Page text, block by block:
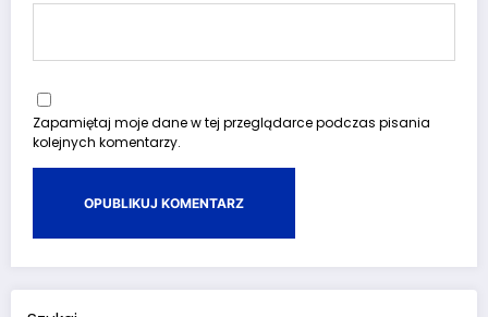
Zapamiętaj moje dane w tej przeglądarce podczas pisania
kolejnych komentarzy.